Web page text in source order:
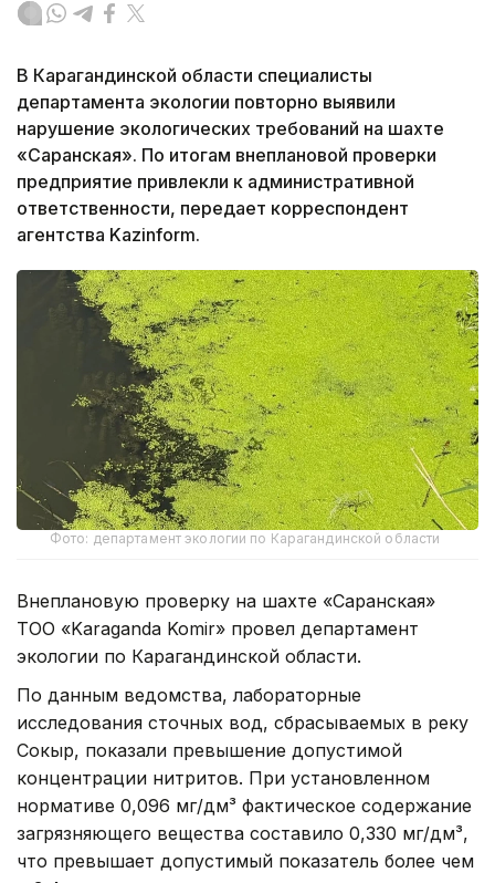
В Карагандинской области специалисты
департамента экологии повторно выявили
нарушение экологических требований на шахте
«Саранская». По итогам внеплановой проверки
предприятие привлекли к административной
ответственности, передает корреспондент
агентства Kazinform.
Фото: департамент экологии по Карагандинской области
Внеплановую проверку на шахте «Саранская»
ТОО «Karaganda Komir» провел департамент
экологии по Карагандинской области.
По данным ведомства, лабораторные
исследования сточных вод, сбрасываемых в реку
Сокыр, показали превышение допустимой
концентрации нитритов. При установленном
нормативе 0,096 мг/дм³ фактическое содержание
загрязняющего вещества составило 0,330 мг/дм³,
что превышает допустимый показатель более чем